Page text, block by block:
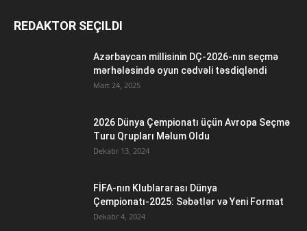
REDAKTOR SEÇILDI
Azərbaycan millisinin DÇ-2026-nın seçmə
mərhələsində oyun cədvəli təsdiqləndi
Mart 24, 2025
2026 Dünya Çempionatı üçün Avropa Seçmə
Turu Qrupları Məlum Oldu
Dekabr 13, 2024
FİFA-nın Klublararası Dünya
Çempionatı-2025: Səbətlər və Yeni Format
Dekabr 4, 2024